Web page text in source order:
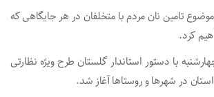
تامین نان مردم با متخلفان در هر جایگاهی که
کرد.
با دستور استاندار گلستان طرح ویژه نظارتی
در شهرها و روستاها آغاز شد.